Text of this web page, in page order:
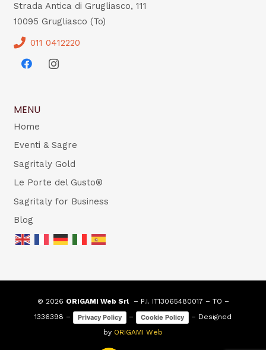
Strada Antica di Grugliasco, 111
10095 Grugliasco (To)
011 0412220
MENU
Home
Eventi & Sagre
Sagritaly Gold
Le Porte del Gusto®
Sagritaly for Business
Blog
© 2026 ORIGAMI Web Srl– P.I. IT13065480017 – TO –
1336398 –
Privacy Policy – Cookie Policy
– Designed
by ORIGAMI Web